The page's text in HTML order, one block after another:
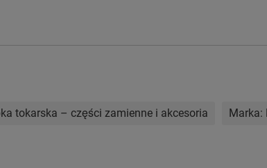
tokarska – części zamienne i akcesoria Marka: